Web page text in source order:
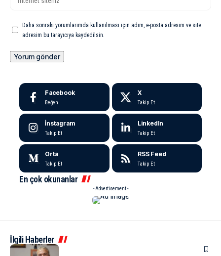
Daha sonraki yorumlarımda kullanılması için adım, e-posta adresim ve site
adresim bu tarayıcıya kaydedilsin.
Facebook
Beğen
X
Takip Et
İnstagram
Takip Et
LinkedIn
Takip Et
Orta
Takip Et
RSS Feed
Takip Et
En çok okunanlar
- Advertisement -
İlgili Haberler
SPOR